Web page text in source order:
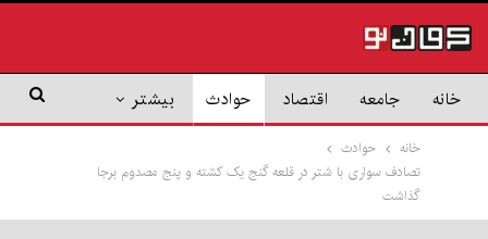
خانه جامعه اقتصاد حوادث بیشتر
خانه
حوادث
تصادف سواری با شتر در قلعه گنج یک کشته و پنج مصدوم برجا
گذاشت